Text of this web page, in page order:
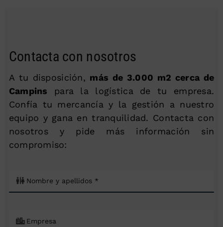
Contacta con nosotros
A tu disposición, más de 3.000 m2 cerca de
Campins para la logística de tu empresa.
Confía tu mercancía y la gestión a nuestro
equipo y gana en tranquilidad. Contacta con
nosotros y pide más información sin
compromiso: